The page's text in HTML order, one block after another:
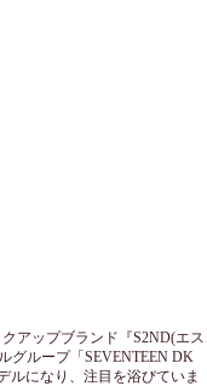
アップブランド『S2ND(エス
グループ「SEVENTEEN DK
ルになり、注目を浴びていま